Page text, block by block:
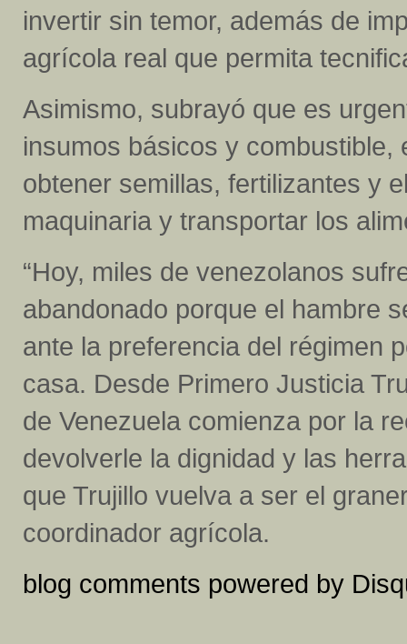
invertir sin temor, además de
agrícola real que permita
Asimismo, subrayó que es
insumos básicos y combustible,
obtener semillas, fertilizantes y
maquinaria y transportar los
“Hoy, miles de venezolanos
abandonado porque el hambre
ante la preferencia del régimen
casa. Desde Primero Justicia
de Venezuela comienza por la
devolverle la dignidad y las
que Trujillo vuelva a ser el
coordinador agrícola.
blog comments powered by